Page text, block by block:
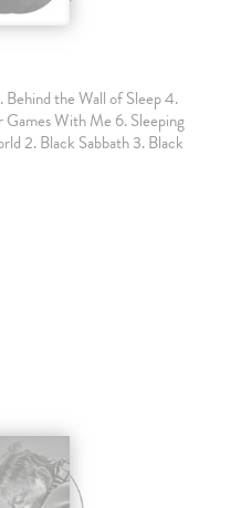
Behind the Wall of Sleep 4.
Games With Me 6. Sleeping
2. Black Sabbath 3. Black